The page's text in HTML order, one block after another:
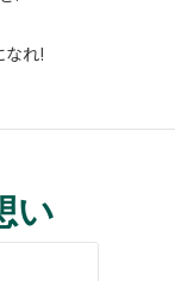
なれ!
い